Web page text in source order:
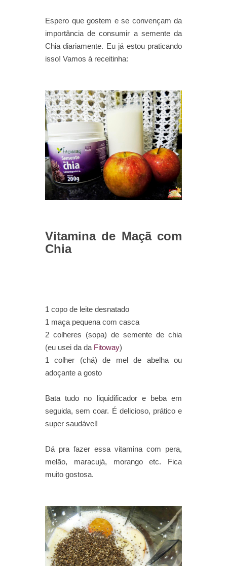
Espero que gostem e se convençam da
importância de consumir a semente da
Chia diariamente. Eu já estou praticando
isso! Vamos à receitinha:
Vitamina de Maçã com
Chia
1 copo de leite desnatado
1 maça pequena com casca
2 colheres (sopa) de semente de chia
(eu usei da da Fitoway)
1 colher (chá) de mel de abelha ou
adoçante a gosto
Bata tudo no liquidificador e beba em
seguida, sem coar. É delicioso, prático e
super saudável!
Dá pra fazer essa vitamina com pera,
melão, maracujá, morango etc. Fica
muito gostosa.